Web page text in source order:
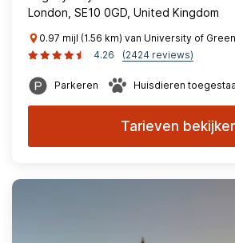
London, SE10 0GD, United Kingdom
0.97 mijl (1.56 km) van University of
4.26
(2424 reviews)
Parkeren Huisdieren
Tarieven